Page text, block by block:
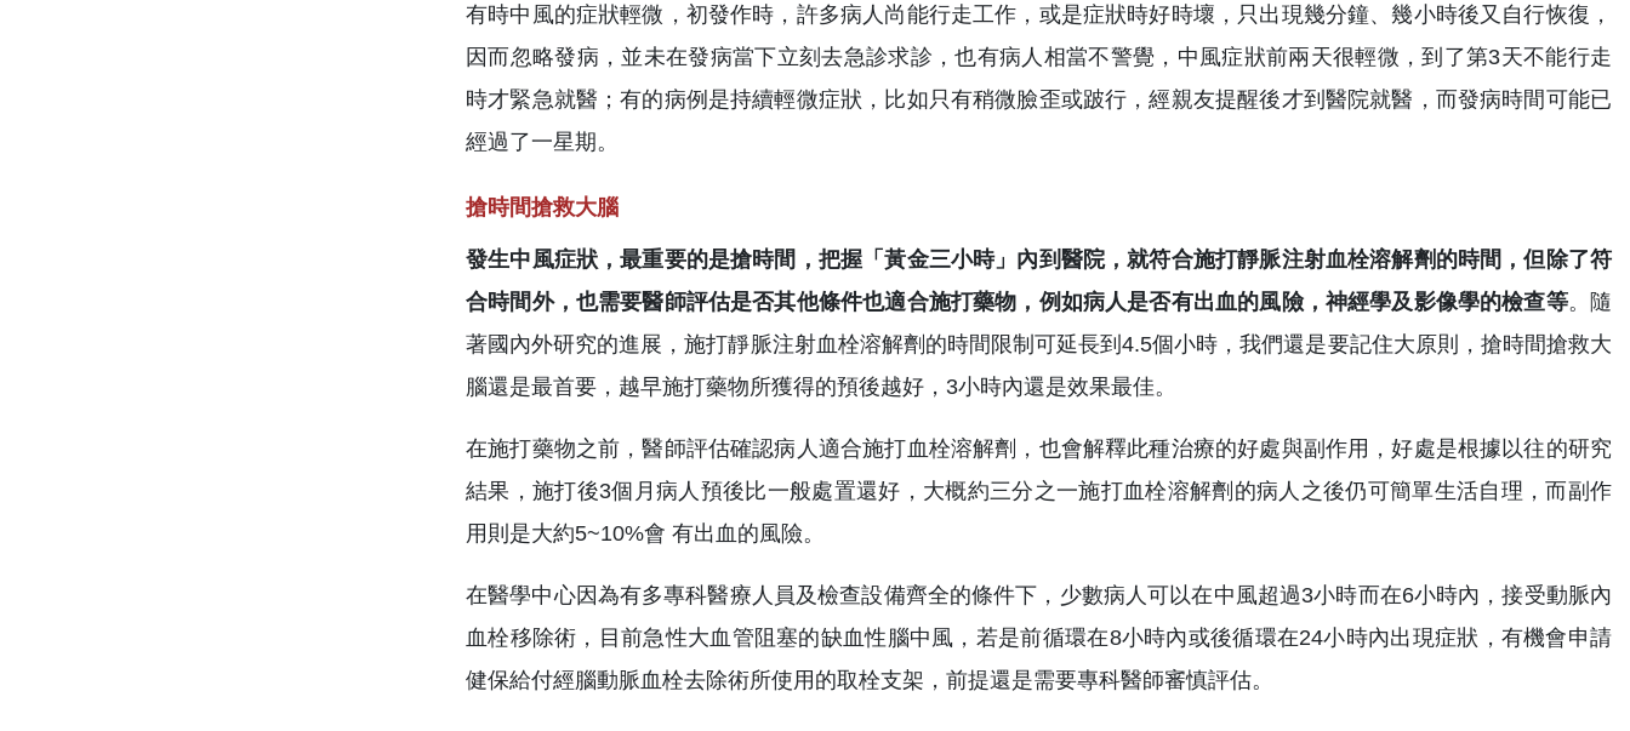
有時中風的症狀輕微，初發作時，許多病人尚能行走工作，或是症狀時好時壞，只出現幾分鐘、幾小時後又自行恢復，
因而忽略發病，並未在發病當下立刻去急診求診，也有病人相當不警覺，中風症狀前兩天很輕微，到了第3天不能行走
時才緊急就醫；有的病例是持續輕微症狀，比如只有稍微臉歪或跛行，經親友提醒後才到醫院就醫，而發病時間可能已
經過了一星期。
搶時間搶救大腦
發生中風症狀，最重要的是搶時間，把握「黃金三小時」內到醫院，就符合施打靜脈注射血栓溶解劑的時間，但除了符
合時間外，也需要醫師評估是否其他條件也適合施打藥物，例如病人是否有出血的風險，神經學及影像學的檢查等。隨
著國內外研究的進展，施打靜脈注射血栓溶解劑的時間限制可延長到4.5個小時，我們還是要記住大原則，搶時間搶救大
腦還是最首要，越早施打藥物所獲得的預後越好，3小時內還是效果最佳。
在施打藥物之前，醫師評估確認病人適合施打血栓溶解劑，也會解釋此種治療的好處與副作用，好處是根據以往的研究
結果，施打後3個月病人預後比一般處置還好，大概約三分之一施打血栓溶解劑的病人之後仍可簡單生活自理，而副作
用則是大約5~10%會 有出血的風險。
在醫學中心因為有多專科醫療人員及檢查設備齊全的條件下，少數病人可以在中風超過3小時而在6小時內，接受動脈內
血栓移除術，目前急性大血管阻塞的缺血性腦中風，若是前循環在8小時內或後循環在24小時內出現症狀，有機會申請
健保給付經腦動脈血栓去除術所使用的取栓支架，前提還是需要專科醫師審慎評估。